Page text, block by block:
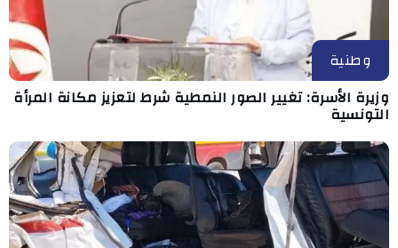
وطنية
وزيرة الأسرة: تغيير الصور النمطية شرط لتعزيز مكانة المرأة
التونسية